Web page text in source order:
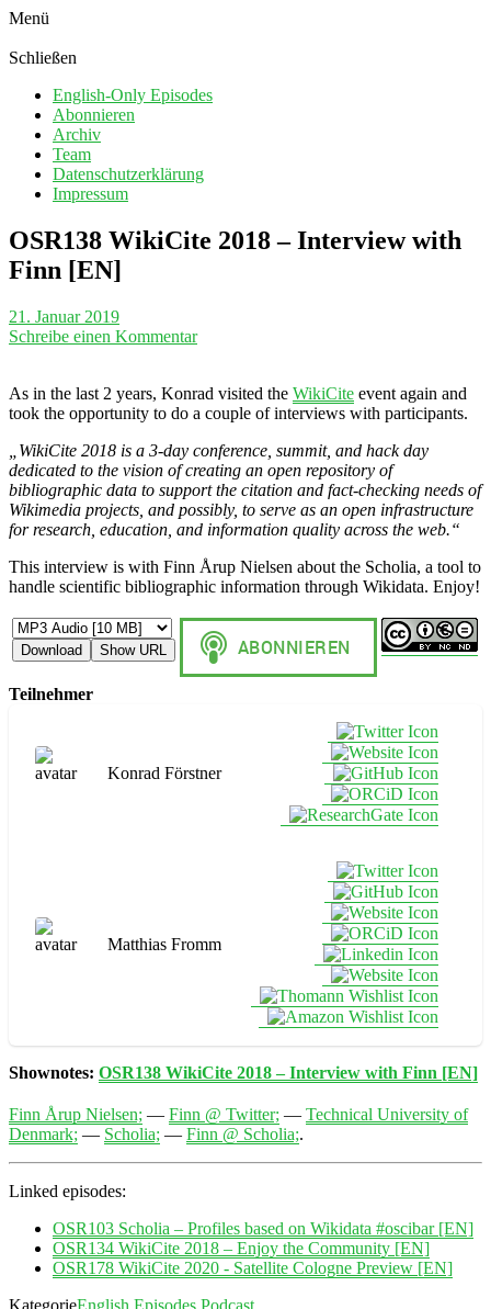
Menü
Schließen
English-Only Episodes
Abonnieren
Archiv
Team
Datenschutzerklärung
Impressum
OSR138 WikiCite 2018 – Interview with
Finn [EN]
21. Januar 2019
Schreibe einen Kommentar
As in the last 2 years, Konrad visited the WikiCite event again and
took the opportunity to do a couple of interviews with participants.
„WikiCite 2018 is a 3-day conference, summit, and hack day
dedicated to the vision of creating an open repository of
bibliographic data to support the citation and fact-checking needs of
Wikimedia projects, and possibly, to serve as an open infrastructure
for research, education, and information quality across the web.“
This interview is with Finn Årup Nielsen about the Scholia, a tool to
handle scientific bibliographic information through Wikidata. Enjoy!
Download Show URL
Teilnehmer
Konrad Förstner
Matthias Fromm
Shownotes: OSR138 WikiCite 2018 – Interview with Finn [EN]
Finn Årup Nielsen; — Finn @ Twitter; — Technical University of
Denmark; — Scholia; — Finn @ Scholia;.
Linked episodes:
OSR103 Scholia – Profiles based on Wikidata #oscibar [EN]
OSR134 WikiCite 2018 – Enjoy the Community [EN]
OSR178 WikiCite 2020 - Satellite Cologne Preview [EN]
KategorieEnglish Episodes Podcast